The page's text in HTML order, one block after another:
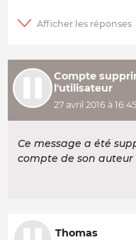
Compte
l'utilisateur
27 avril 2016 à
Ce message a été
compte de son auteur
Thomas